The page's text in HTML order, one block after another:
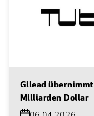
Gilead
Milliarden Dollar